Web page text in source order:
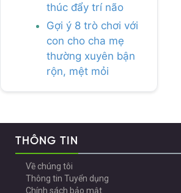
thúc đẩy trí não
Gợi ý 8 trò chơi với
con cho cha mẹ
thường xuyên bận
rộn, mệt mỏi
THÔNG TIN
Về chúng tôi
Thông tin Tuyển dụng
Chính sách bảo mật